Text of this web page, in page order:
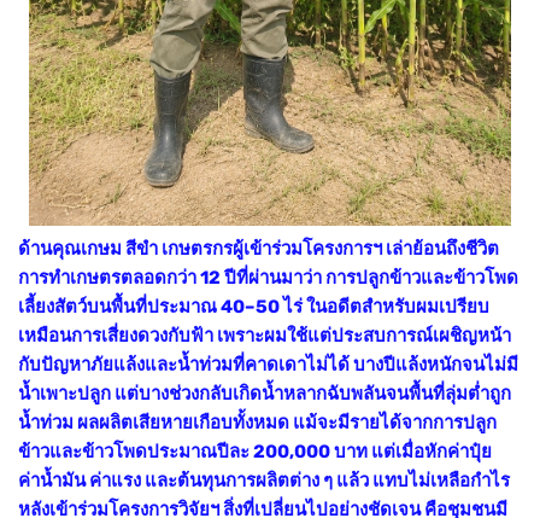
ด้านคุณเกษม สีขำ เกษตรกรผู้เข้าร่วมโครงการฯ เล่าย้อนถึงชีวิต
การทำเกษตรตลอดกว่า 12 ปีที่ผ่านมาว่า การปลูกข้าวและข้าวโพด
เลี้ยงสัตว์บนพื้นที่ประมาณ 40–50 ไร่ ในอดีตสำหรับผมเปรียบ
เหมือนการเสี่ยงดวงกับฟ้า เพราะผมใช้แต่ประสบการณ์เผชิญหน้า
กับปัญหาภัยแล้งและน้ำท่วมที่คาดเดาไม่ได้ บางปีแล้งหนักจนไม่มี
น้ำเพาะปลูก แต่บางช่วงกลับเกิดน้ำหลากฉับพลันจนพื้นที่ลุ่มต่ำถูก
น้ำท่วม ผลผลิตเสียหายเกือบทั้งหมด แม้จะมีรายได้จากการปลูก
ข้าวและข้าวโพดประมาณปีละ 200,000 บาท แต่เมื่อหักค่าปุ๋ย
ค่าน้ำมัน ค่าแรง และต้นทุนการผลิตต่าง ๆ แล้ว แทบไม่เหลือกำไร
หลังเข้าร่วมโครงการวิจัยฯ สิ่งที่เปลี่ยนไปอย่างชัดเจน คือชุมชนมี